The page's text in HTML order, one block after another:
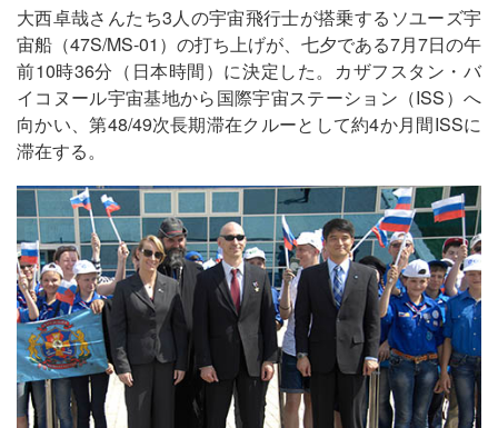
大西卓哉さんたち3人の宇宙飛行士が搭乗するソユーズ宇
宙船（47S/MS-01）の打ち上げが、七夕である7月7日の午
前10時36分（日本時間）に決定した。カザフスタン・バ
イコヌール宇宙基地から国際宇宙ステーション（ISS）へ
向かい、第48/49次長期滞在クルーとして約4か月間ISSに
滞在する。